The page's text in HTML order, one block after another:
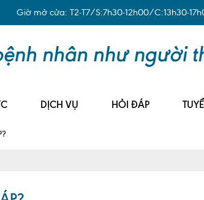
Giờ mở cửa: T2-T7/S:7h30-12h00/C:13h30-
DỊCH VỤ HỎI ĐÁP